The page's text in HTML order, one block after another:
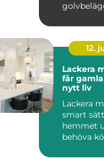
12.
Lackera
får
nytt liv
Lackera
smart
hemmet
behöva